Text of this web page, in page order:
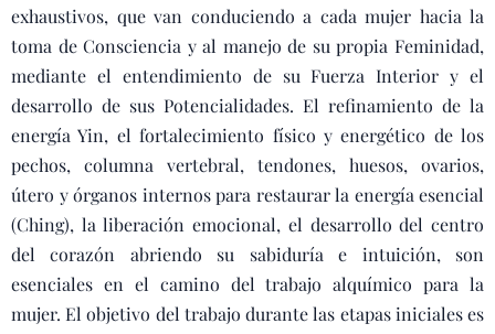
exhaustivos, que van conduciendo a cada mujer hacia la
toma de Consciencia y al manejo de su propia Feminidad,
mediante el entendimiento de su Fuerza Interior y el
desarrollo de sus Potencialidades. El refinamiento de la
energía Yin, el fortalecimiento físico y energético de los
pechos, columna vertebral, tendones, huesos, ovarios,
útero y órganos internos para restaurar la energía esencial
(Ching), la liberación emocional, el desarrollo del centro
del corazón abriendo su sabiduría e intuición, son
esenciales en el camino del trabajo alquímico para la
mujer. El objetivo del trabajo durante las etapas iniciales es